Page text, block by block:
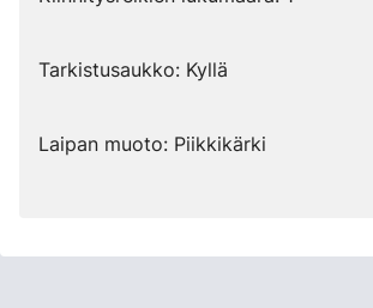
Tarkistusaukko: Kyllä
Laipan muoto: Piikkikärki